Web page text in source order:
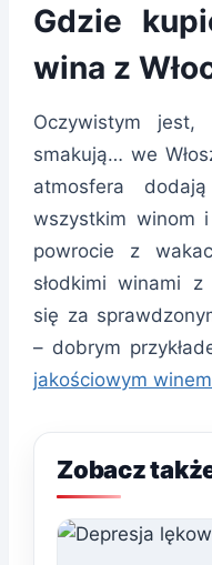
Gdzie
wina z
Oczywistym jest,
smakują… we
atmosfera
wszystkim winom
powrocie z
słodkimi winami z
się za
– dobrym
jakościowym
Zobacz